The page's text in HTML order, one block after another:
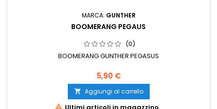
MARCA: GUNTHER
BOOMERANG PEGAUS
(0)
BOOMERANG GUNTHER PEGASUS
5,90 €
 Aggiungi al carrello